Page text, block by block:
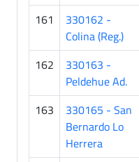
161
330162 -
Colina (Reg.)
162
330163 -
Peldehue Ad.
163
330165 - San
Bernardo Lo
Herrera